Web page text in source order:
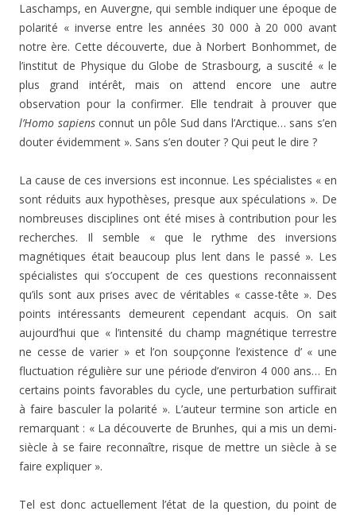
Laschamps, en Auvergne, qui semble indiquer une époque de
polarité « inverse entre les années 30 000 à 20 000 avant
notre ère. Cette découverte, due à Norbert Bonhommet, de
l’institut de Physique du Globe de Strasbourg, a suscité « le
plus grand intérêt, mais on attend encore une autre
observation pour la confirmer. Elle tendrait à prouver que
l’Homo sapiensconnut un pôle Sud dans l’Arctique… sans s’en
douter évidemment ». Sans s’en douter ? Qui peut le dire ?
La cause de ces inversions est inconnue. Les spécialistes « en
sont réduits aux hypothèses, presque aux spécula­tions ». De
nombreuses disciplines ont été mises à contri­bution pour les
recherches. Il semble « que le rythme des inversions
magnétiques était beaucoup plus lent dans le passé ». Les
spécialistes qui s’occupent de ces questions reconnaissent
qu’ils sont aux prises avec de véritables « casse-tête ». Des
points intéressants demeurent cepen­dant acquis. On sait
aujourd’hui que « l’intensité du champ magnétique terrestre
ne cesse de varier » et l’on soupçonne l’existence d’ « une
fluctuation régulière sur une période d’environ 4 000 ans… En
certains points favo­rables du cycle, une perturbation suffirait
à faire bas­culer la polarité ». L’auteur termine son article en
remar­quant : « La découverte de Brunhes, qui a mis un demi-
siècle à se faire reconnaître, risque de mettre un siècle à se
faire expliquer ».
Tel est donc actuellement l’état de la question, du point de